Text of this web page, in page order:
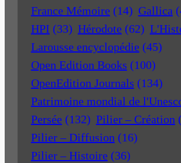
France Mémoire (14) Gallica
HPI (33) Hérodote (62)
Larousse encyclopédie (45)
Open Edition Books (100)
OpenEdition Journals (134)
Patrimoine mondial de
Persée (132) Pilier – Création
Pilier – Diffusion (16)
Pilier – Histoire (36)